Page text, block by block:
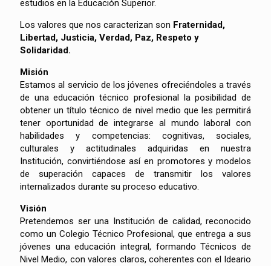
estudios en la Educación Superior.
Los valores que nos caracterizan son Fraternidad,
Libertad, Justicia, Verdad, Paz, Respeto y
Solidaridad.
Misión
Estamos al servicio de los jóvenes ofreciéndoles a través
de una educación técnico profesional la posibilidad de
obtener un título técnico de nivel medio que les permitirá
tener oportunidad de integrarse al mundo laboral con
habilidades y competencias: cognitivas, sociales,
culturales y actitudinales adquiridas en nuestra
Institución, convirtiéndose así en promotores y modelos
de superación capaces de transmitir los valores
internalizados durante su proceso educativo.
Visión
Pretendemos ser una Institución de calidad, reconocido
como un Colegio Técnico Profesional, que entrega a sus
jóvenes una educación integral, formando Técnicos de
Nivel Medio, con valores claros, coherentes con el Ideario